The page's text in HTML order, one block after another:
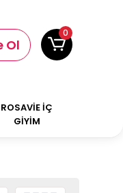
Ol
0
ROSAVİE İÇ
GİYİM